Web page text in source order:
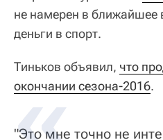
не намерен в ближайшее
деньги в спорт.
Тиньков объявил, что
окончании сезона-2016.
"Это мне точно не